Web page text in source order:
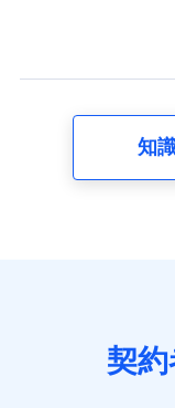
8.取引先個人情報
取引先としての選
10.受託業務の
知
契